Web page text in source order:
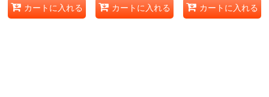
カートに入れる カートに入れる カートに入れる